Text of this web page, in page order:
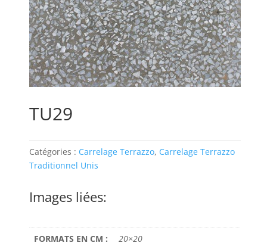
TU29
Catégories : Carrelage Terrazzo, Carrelage Terrazzo
Traditionnel Unis
Images liées:
FORMATS EN CM :
20×20